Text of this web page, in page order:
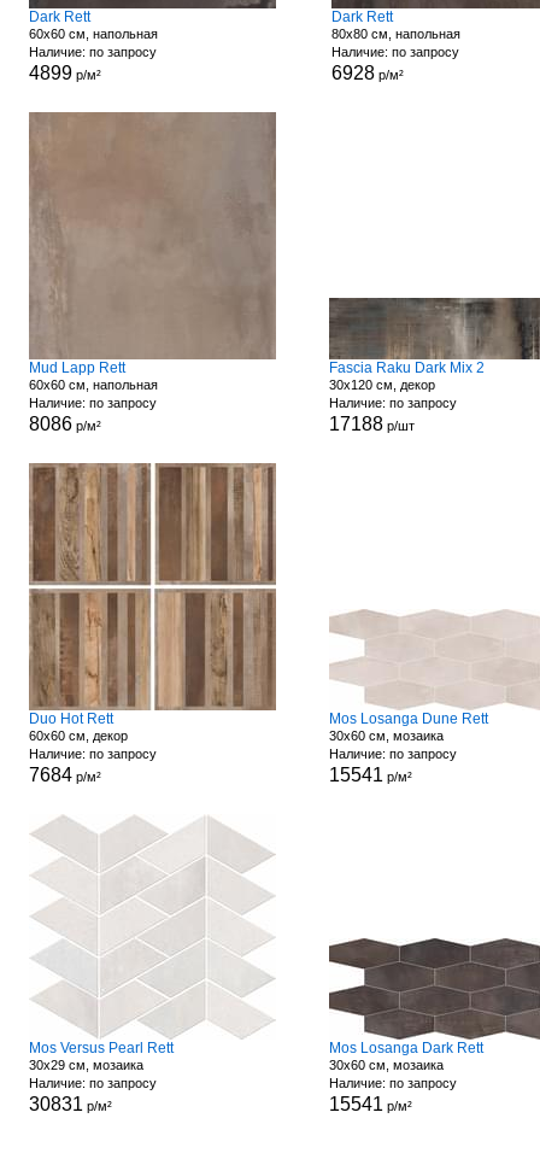
Dark Rett
60x60 см, напольная
Наличие: по запросу
4899 р/м²
Dark Rett
80x80 см, напольная
Наличие: по запросу
6928р/м²
Mud Lapp Rett
60x60 см, напольная
Наличие: по запросу
8086р/м²
Fascia Raku Dark Mix 2
30x120 см, декор
Наличие: по запросу
17188 р/шт
Duo Hot Rett
60x60 см, декор
Наличие: по запросу
7684р/м²
Mos Losanga Dune Rett
30x60 см, мозаика
Наличие: по запросу
15541 р/м²
Mos Versus Pearl Rett
30x29 см, мозаика
Наличие: по запросу
30831 р/м²
Mos Losanga Dark Rett
30x60 см, мозаика
Наличие: по запросу
15541 р/м²